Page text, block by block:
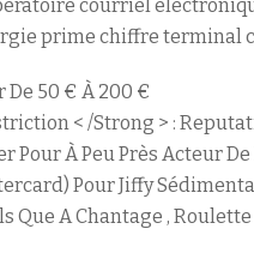
courriel
prime chiffre terminal
50 € À 200 €
< /Strong > :
Pour À Peu Près Acteur De
Pour Jiffy
Que A Chantage ,